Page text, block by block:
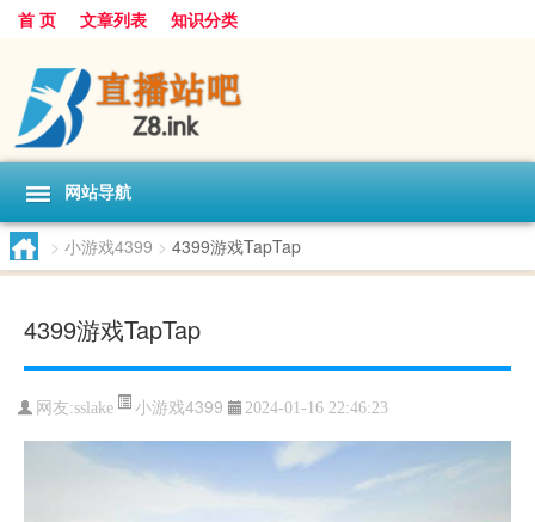
首 页 文章列表 知识分类
网站导航
> 小游戏4399 > 4399游戏TapTap
4399游戏TapTap
网友:sslake 小游戏4399 2024-01-16 22:46:23